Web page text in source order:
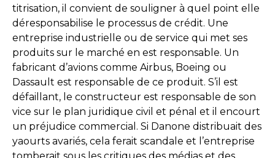
titrisation, il convient de souligner à quel point elle
déresponsabilise le processus de crédit. Une
entreprise industrielle ou de service qui met ses
produits sur le marché en est responsable. Un
fabricant d’avions comme Airbus, Boeing ou
Dassault est responsable de ce produit. S’il est
défaillant, le constructeur est responsable de son
vice sur le plan juridique civil et pénal et il encourt
un préjudice commercial. Si Danone distribuait des
yaourts avariés, cela ferait scandale et l’entreprise